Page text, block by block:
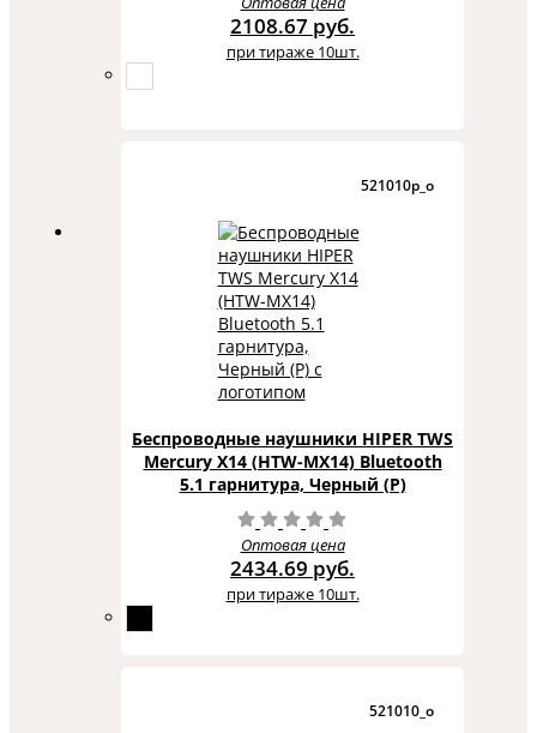
2108.67 руб.
при тираже 10шт.
521010p_o
Беспроводные наушники HIPER TWS
Mercury X14 (HTW-MX14) Bluetooth
5.1 гарнитура, Черный (Р)
Оптовая цена
2434.69 руб.
при тираже 10шт.
521010_o